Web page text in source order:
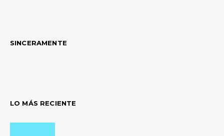
SINCERAMENTE
LO MÁS RECIENTE